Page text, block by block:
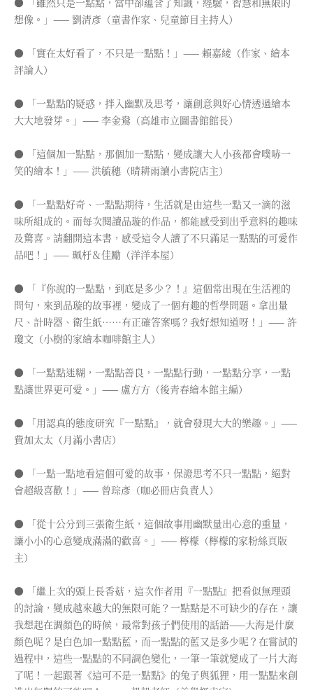
想像。」—— 劉清彥（童書作家、兒童節目主持人）
● 「實在太好看了，不只是一點點！」—— 賴嘉綾（作家、繪本
評論人）
● 「一點點的疑惑，拌入幽默及思考，讓創意與好心情透過繪本
大大地發芽。」—— 李金鴦（高雄市立圖書館館長）
● 「這個加一點點，那個加一點點，變成讓大人小孩都會噗哧一
笑的繪本！」—— 洪毓穗（晴耕雨讀小書院店主）
● 「一點點好奇、一點點期待，生活就是由這些一點又一滴的滋
味所組成的。而每次閱讀品璇的作品，都能感受到出乎意料的趣味
及驚喜。請翻開這本書，感受這令人讀了不只滿足一點點的可愛作
品吧！」—— 珮杅＆佳勵（洋洋本屋）
● 「『你說的一點點，到底是多少？！』這個常出現在生活裡的
問句，來到品璇的故事裡，變成了一個有趣的哲學問題。拿出量
尺、計時器、衛生紙⋯⋯有正確答案嗎？我好想知道呀！」—— 許
瓊文（小樹的家繪本咖啡館主人）
● 「一點點迷糊，一點點善良，一點點行動，一點點分享，一點
點讓世界更可愛。」—— 盧方方（後青春繪本館主編）
● 「用認真的態度研究『一點點』，就會發現大大的樂趣。」——
費加太太（月滿小書店）
● 「一點一點地看這個可愛的故事，保證思考不只一點點，絕對
會超級喜歡！」—— 曾琮彥（咖必冊店負責人）
● 「從十公分到三張衛生紙，這個故事用幽默量出心意的重量，
讓小小的心意變成滿滿的歡喜。」—— 檸檬（檸檬的家粉絲頁版
主）
● 「繼上次的頭上長香菇，這次作者用『一點點』把看似無理頭
的討論，變成越來越大的無限可能？一點點是不可缺少的存在，讓
我想起在調顏色的時候，最常對孩子們使用的話語——大海是什麼
顏色呢？是白色加一點點藍，而一點點的藍又是多少呢？在嘗試的
過程中，這些一點點的不同調色變化，一筆一筆就變成了一片大海
了呢！一起跟著《這可不是一點點》的兔子與狐狸，用一點點來創